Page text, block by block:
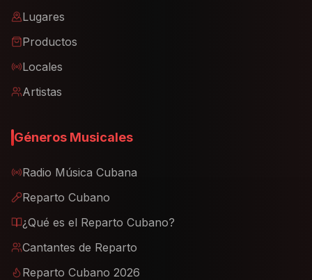
Lugares
Productos
Locales
Artistas
Géneros Musicales
Radio Música Cubana
Reparto Cubano
¿Qué es el Reparto Cubano?
Cantantes de Reparto
Reparto Cubano 2026